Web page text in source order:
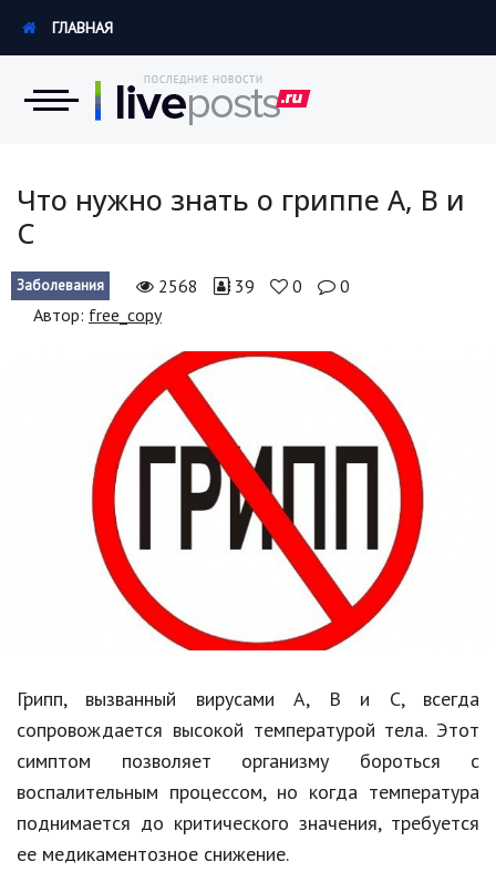
Экономика
Происшествия
Наука и техника
Политика
Образование
Спорт
Знаменитости
Статьи
Обзоры
ГЛАВНАЯ
Что нужно знать о гриппе А, В и
С
Заболевания 2568 39 0
0
Автор: free_copy
Грипп, вызванный вирусами A, B и С, всегда
сопровождается высокой температурой тела. Этот
симптом позволяет организму бороться с
воспалительным процессом, но когда температура
поднимается до критического значения, требуется
ее медикаментозное снижение.